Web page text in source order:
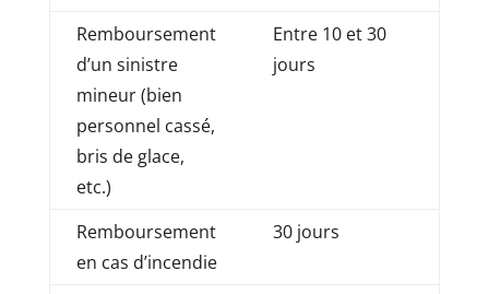
Remboursement
d’un sinistre
mineur (bien
personnel cassé,
bris de glace,
etc.)
Entre 10 et 30
jours
Remboursement
en cas d’incendie
30 jours